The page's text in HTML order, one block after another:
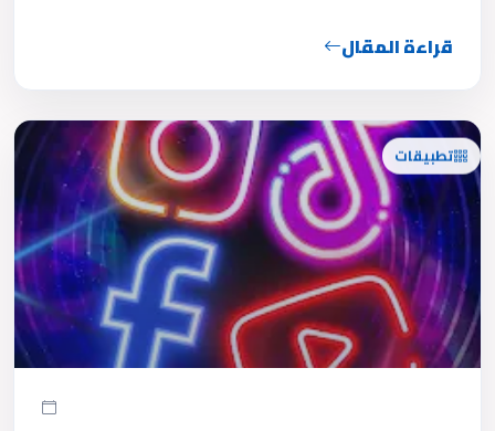
قراءة المقال
تطبيقات